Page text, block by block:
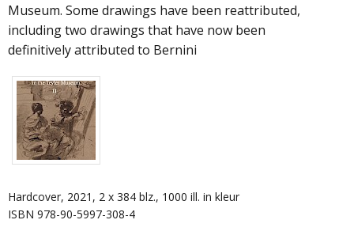
Museum. Some drawings have been reattributed,
including two drawings that have now been
definitively attributed to Bernini
Hardcover, 2021, 2 x 384 blz., 1000 ill. in kleur
ISBN 978-90-5997-308-4